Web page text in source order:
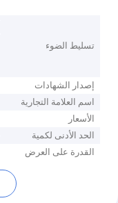
تسليط الضوء
إصدار الشهادات
اسم العلامة التجارية
الأسعار
الحد الأدنى لكمية
القدرة على العرض